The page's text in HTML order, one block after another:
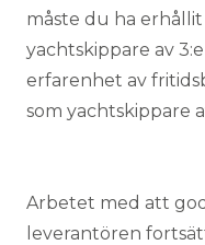
måste du ha
yachtskippare av
erfarenhet av
som yachtskippare
Arbetet med att
leverantören